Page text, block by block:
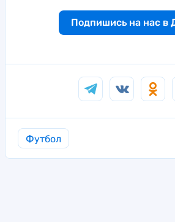
Подпишись на нас в
Футбол